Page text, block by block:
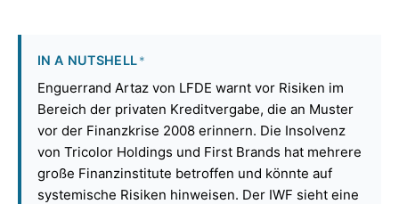
IN A NUTSHELL*
Enguerrand Artaz von LFDE warnt vor Risiken im
Bereich der privaten Kreditvergabe, die an Muster
vor der Finanzkrise 2008 erinnern. Die Insolvenz
von Tricolor Holdings und First Brands hat mehrere
große Finanzinstitute betroffen und könnte auf
systemische Risiken hinweisen. Der IWF sieht eine